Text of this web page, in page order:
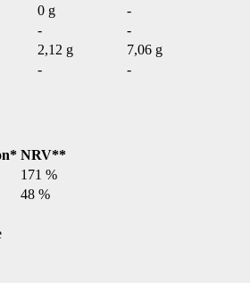
0 g
-
-
-
2,12 g
7,06 g
-
-
NRV**
171 %
48 %